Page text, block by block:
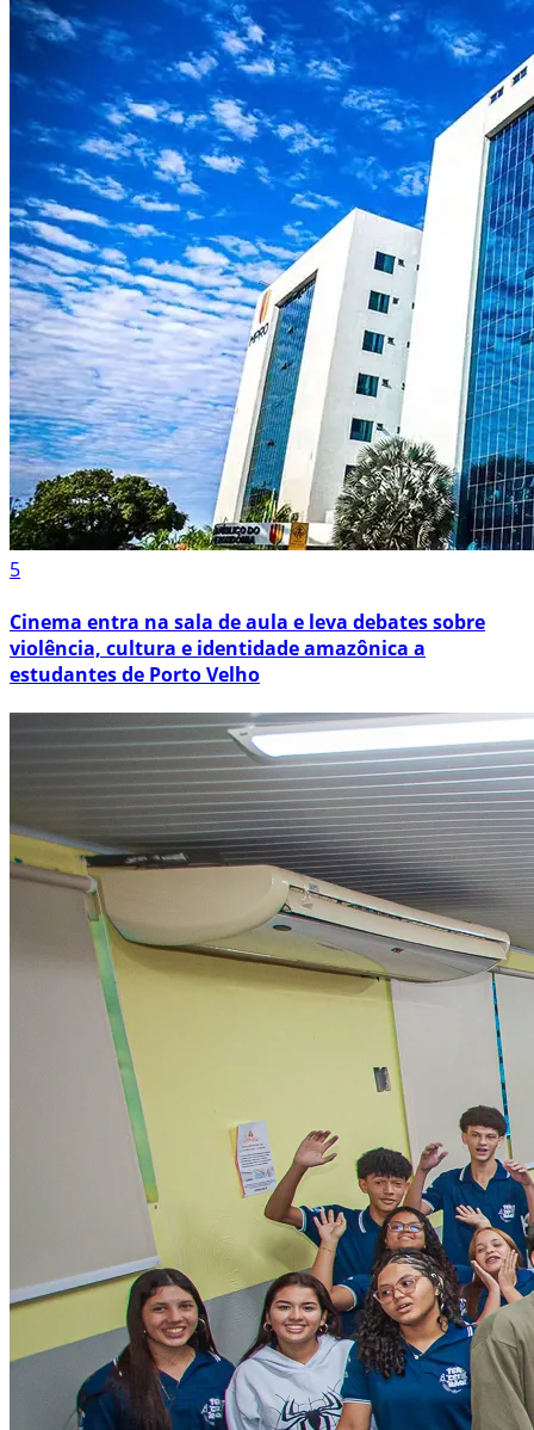
5
Cinema entra na sala de aula e leva debates sobre
violência, cultura e identidade amazônica a
estudantes de Porto Velho